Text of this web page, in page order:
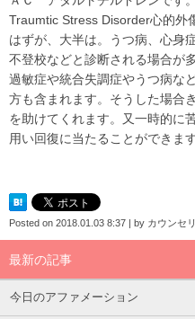
Traumtic Stress Disorder心的外
はずが、大半は。うつ病、心身
不登校などと診断される場合が
過敏症や統合失調症やうつ病な
方も含まれます。そうした場合
を助けてくれます。又一時的に
用い回復に当たることができます
Posted on 2018.01.03 8:37 by カウンセ
最新の記事
今日のアファメーション